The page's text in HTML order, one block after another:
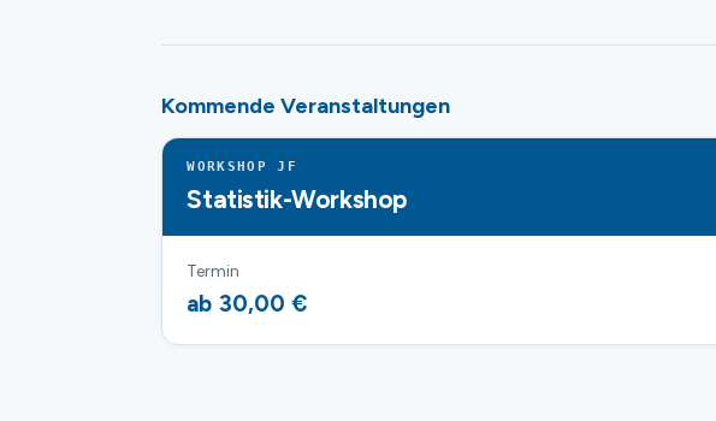
Kommende Veranstaltungen
WORKSHOP JF
Statistik-Workshop
Termin
ab 30,00 €